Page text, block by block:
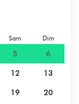
Sam Dim
5 6
12 13
19 20